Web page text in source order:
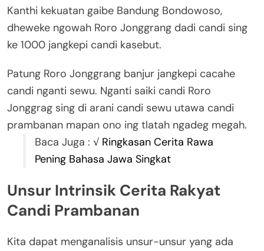
Kanthi kekuatan gaibe Bandung Bondowoso,
dheweke ngowah Roro Jonggrang dadi candi sing
ke 1000 jangkepi candi kasebut.
Patung Roro Jonggrang banjur jangkepi cacahe
candi nganti sewu. Nganti saiki candi Roro
Jonggrag sing di arani candi sewu utawa candi
prambanan mapan ono ing tlatah ngadeg megah.
Baca Juga : √ Ringkasan Cerita Rawa
Pening Bahasa Jawa Singkat
Unsur Intrinsik Cerita Rakyat
Candi Prambanan
Kita dapat menganalisis unsur-unsur yang ada